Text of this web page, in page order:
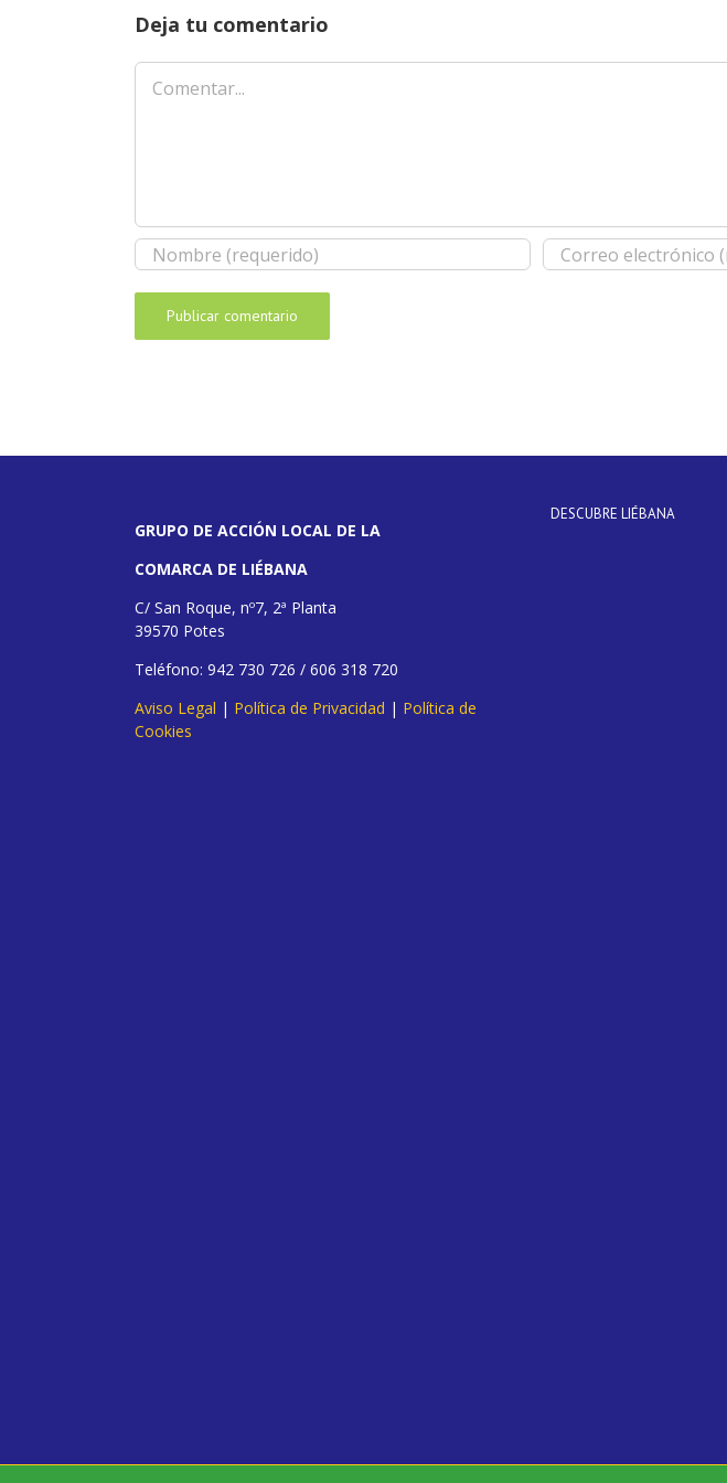
Deja tu comentario
Comentar
GRUPO DE ACCIÓN LOCAL DE LA
COMARCA DE LIÉBANA
C/ San Roque, nº7, 2ª Planta
39570 Potes
Teléfono: 942 730 726 / 606 318 720
Aviso Legal | Política de Privacidad | Política de
Cookies
DESCUBRE LIÉBANA